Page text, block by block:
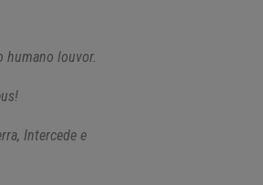
humano louvor.
Intercede e